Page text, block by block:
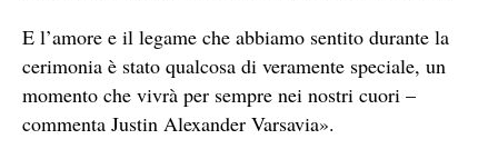
E l’amore e il legame che abbiamo sentito durante la
cerimonia è stato qualcosa di veramente speciale, un
momento che vivrà per sempre nei nostri cuori –
commenta Justin Alexander Varsavia».